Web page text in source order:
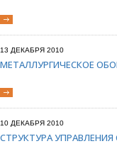
13 ДЕКАБРЯ 2010
МЕТАЛЛУРГИЧЕСКОЕ
10 ДЕКАБРЯ 2010
СТРУКТУРА